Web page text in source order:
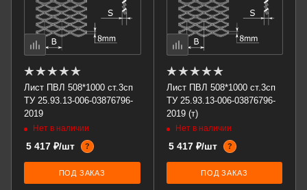
Лист ПВЛ 508*1000 ст.3сп
ТУ 25.93.13-006-03876796-
2019
Нет в наличии
5 417 ₽/шт ?
ПОД ЗАКАЗ
Лист ПВЛ 508*1000 ст.3сп
ТУ 25.93.13-006-03876796-
2019 (т)
Нет в наличии
5 417 ₽/шт ?
ПОД ЗАКАЗ